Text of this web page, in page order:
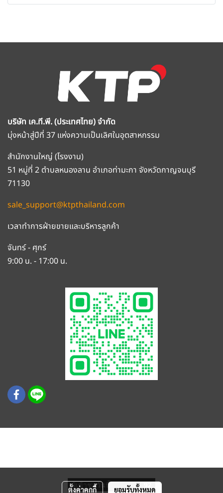
บริษัท เค.ที.พี. (ประเทศไทย) จำกัด
มุ่งหน้าสู่ปีที่ 37 แห่งความเป็นเลิศในอุตสาหกรรม
สำนักงานใหญ่ (โรงงาน)
51 หมู่ที่ 2 ตำบลหนองลาน อำเภอท่ามะกา จังหวัดกาญจนบุรี
71130
sale_support@ktpthailand.com
เวลาทำการฝ่ายขายและบริหารลูกค้า
จันทร์ - ศุกร์
9:00 น. - 17:00 น.
RESERVED.
ผู้เข้าชมวันนี้ 92
ตั้งค่าคุกกี้ ยอมรับทั้งหมด